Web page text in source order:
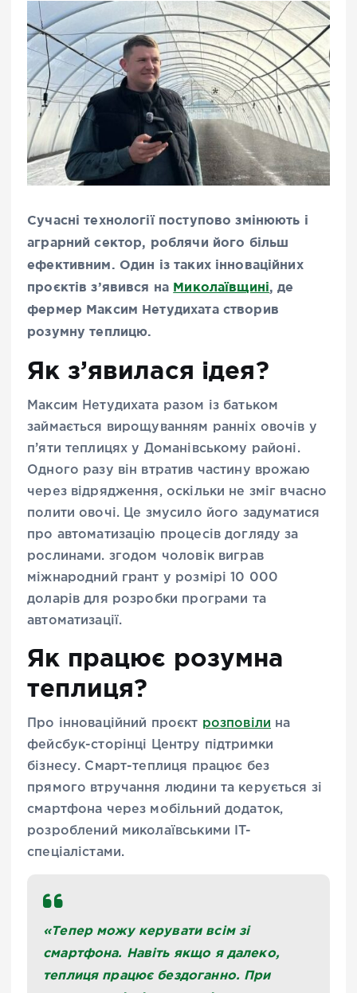
Сучасні технології поступово змінюють і
аграрний сектор, роблячи його більш
ефективним. Один із таких інноваційних
проєктів з’явився на Миколаївщині, де
фермер Максим Нетудихата створив
розумну теплицю.
Як з’явилася ідея?
Максим Нетудихата разом із батьком
займається вирощуванням ранніх овочів у
п’яти теплицях у Доманівському районі.
Одного разу він втратив частину врожаю
через відрядження, оскільки не зміг вчасно
полити овочі. Це змусило його задуматися
про автоматизацію процесів догляду за
рослинами. згодом чоловік виграв
міжнародний грант у розмірі 10 000
доларів для розробки програми та
автоматизації.
Як працює розумна
теплиця?
Про інноваційний проєкт розповіли на
фейсбук-сторінці Центру підтримки
бізнесу. Смарт-теплиця працює без
прямого втручання людини та керується зі
смартфона через мобільний додаток,
розроблений миколаївськими IT-
спеціалістами.
«Тепер можу керувати всім зі
смартфона. Навіть якщо я далеко,
теплиця працює бездоганно. При